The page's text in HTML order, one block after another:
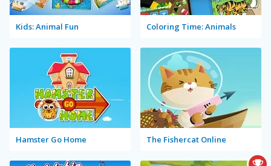
Kids: Animal Fun Coloring Time: Animals
Hamster Go Home The Fishercat Online